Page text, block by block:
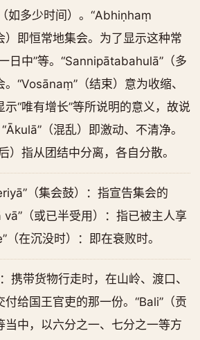
如多少时间）。“Abhiṇhaṃ
）即恒常地集会。为了显示这种常
日中”等。“Sannipātabahulā”（多
“Vosānaṃ”（结束）意为收缩、
“唯有增长”等所说明的意义，故说
（混乱）即激动、不清净。
）指从团结中分离，各自分散。
（集会鼓）：指宣告集会的
（或已半受用）：指已被主人享
（在沉没时）：即在衰败时。
携带货物行走时，在山岭、渡口、
给国王官吏的那一份。“Bali”（贡
当中，以六分之一、七分之一等方